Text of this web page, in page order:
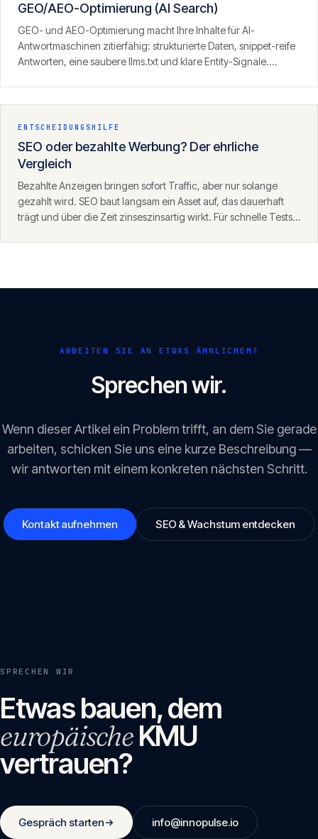
GEO/AEO-Optimierung (AI Search)
GEO- und AEO-Optimierung macht Ihre Inhalte für AI-
Antwortmaschinen zitierfähig: strukturierte Daten, snippet-reife
Antworten, eine saubere llms.txt und klare Entity-Signale.
ENTSCHEIDUNGSHILFE
SEO oder bezahlte Werbung? Der ehrliche
Vergleich
Bezahlte Anzeigen bringen sofort Traffic, aber nur solange
gezahlt wird. SEO baut langsam ein Asset auf, das dauerhaft
trägt und über die Zeit zinseszinsartig wirkt. Für schnelle Tests
ARBEITEN SIE AN ETWAS ÄHNLICHEM?
Sprechen wir.
Wenn dieser Artikel ein Problem trifft, an dem Sie gerade
arbeiten, schicken Sie uns eine kurze Beschreibung —
wir antworten mit einem konkreten nächsten Schritt.
Kontakt aufnehmen SEO & Wachstum entdecken
SPRECHEN WIR
Etwas bauen, dem
europäischeKMU
vertrauen?
Gespräch starten info@innopulse.io